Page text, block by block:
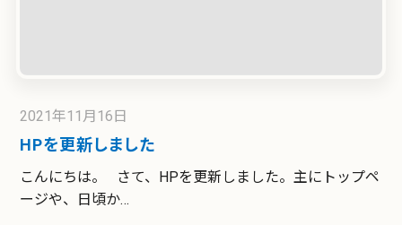
2021年11月16日
HPを更新しました
こんにちは。 さて、HPを更新しました。主にトップペ
ージや、日頃か…